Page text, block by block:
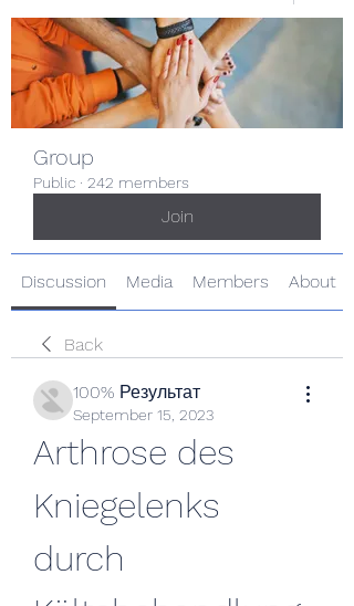
Group
Public · 242 members
Join
Discussion Media Members About
Back
100% Результат
September 15, 2023
Arthrose des
Kniegelenks
durch